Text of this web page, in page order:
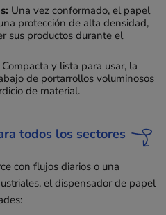
Una vez conformado, el papel
protección de alta densidad,
sus productos durante el
Compacta y lista para usar, la
de portarrollos voluminosos
de material.
todos los sectores
con flujos diarios o una
el dispensador de papel